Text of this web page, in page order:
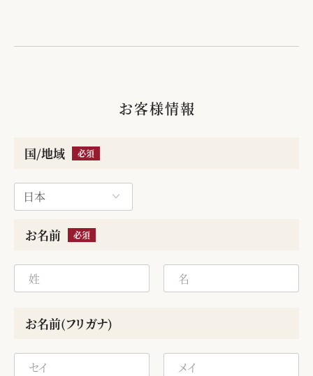
お客様情報
国/地域 必須
お名前 必須
お名前(フリガナ)